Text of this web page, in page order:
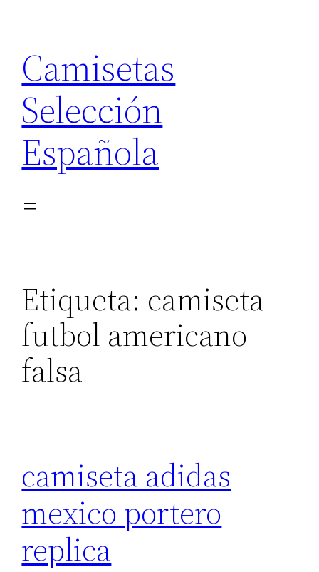
contenido
Camisetas
Selección
Española
Etiqueta: camiseta
futbol americano
falsa
camiseta adidas
mexico portero
replica